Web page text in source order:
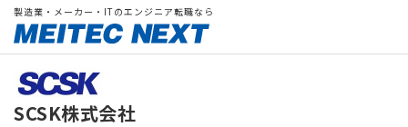
製造業・メーカー・ITのエンジニア転職なら
SCSK株式会社